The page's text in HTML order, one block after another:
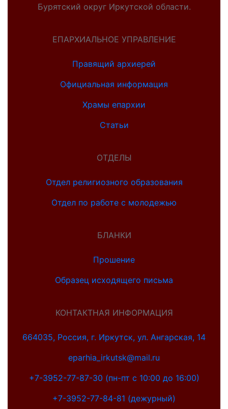
Бурятский округ Иркутской области.
ЕПАРХИАЛЬНОЕ УПРАВЛЕНИЕ
Правящий архиерей
Официальная информация
Храмы епархии
Статьи
ОТДЕЛЫ
Отдел религиозного образования
Отдел по работе с молодежью
БЛАНКИ
Прошение
Образец исходящего письма
КОНТАКТНАЯ ИНФОРМАЦИЯ
664035, Россия, г. Иркутск, ул. Ангарская, 14
eparhia_irkutsk@mail.ru
+7-3952-77-87-30 (пн-пт с 10:00 до 16:00)
+7-3952-77-84-81 (дежурный)